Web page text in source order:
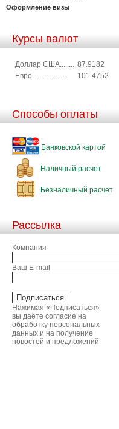
Оформление визы
Курсы валют
Доллар США........ 87.9182
Евро...................
101.4752
Способы оплаты
Банковской картой
Наличный расчет
Безналичный расчет
Рассылка
Компания
Ваш E-mail
Нажимая «Подписаться»
вы даёте согласие на
обработку персональных
данных и на получение
новостей и предложений